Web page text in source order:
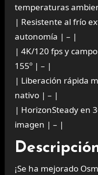
temperaturas
| Resistente al frío
autonomía | – |
| 4K/120 fps y
155º | – |
| Liberación rápida
nativo | – |
| HorizonSteady en
imagen | – |
¡Se ha mejorado